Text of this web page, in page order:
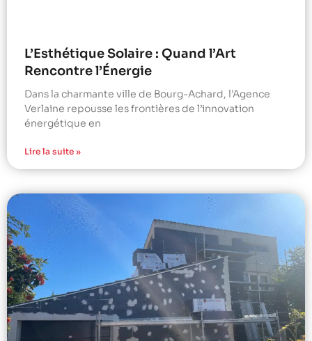
L’Esthétique Solaire : Quand l’Art
Rencontre l’Énergie
Dans la charmante ville de Bourg-Achard, l’Agence
Verlaine repousse les frontières de l’innovation
énergétique en
Lire la suite »